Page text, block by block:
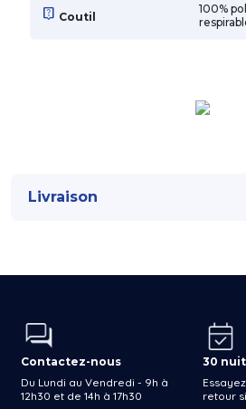
live_help Coutil
100%
Livraison
Contactez-nous
Du Lundi au Vendredi - 9h à
12h30 et de 14h à 17h30
30
retour